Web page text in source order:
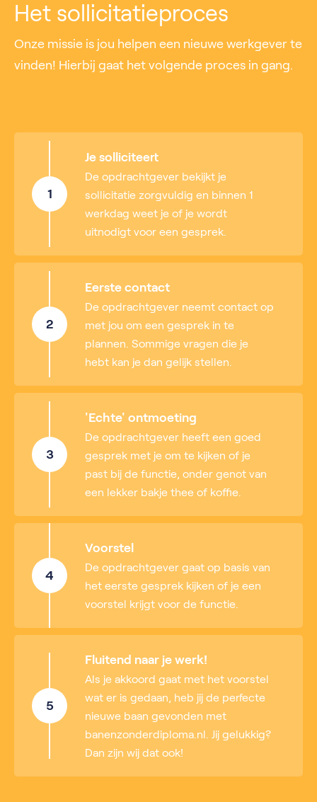
Het sollicitatieproces
Onze missie is jou helpen een nieuwe werkgever te
vinden! Hierbij gaat het volgende proces in gang.
1
Je solliciteert
De opdrachtgever bekijkt je
sollicitatie zorgvuldig en binnen 1
werkdag weet je of je wordt
uitnodigt voor een gesprek.
2
Eerste contact
De opdrachtgever neemt contact op
met jou om een gesprek in te
plannen. Sommige vragen die je
hebt kan je dan gelijk stellen.
3
'Echte' ontmoeting
De opdrachtgever heeft een goed
gesprek met je om te kijken of je
past bij de functie, onder genot van
een lekker bakje thee of koffie.
4
Voorstel
De opdrachtgever gaat op basis van
het eerste gesprek kijken of je een
voorstel krijgt voor de functie.
5
Fluitend naar je werk!
Als je akkoord gaat met het voorstel
wat er is gedaan, heb jij de perfecte
nieuwe baan gevonden met
banenzonderdiploma.nl. Jij gelukkig?
Dan zijn wij dat ook!